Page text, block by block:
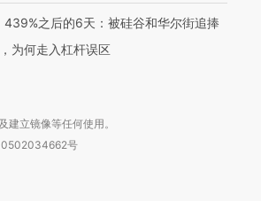
439%之后的6天：被硅谷和华尔街追捧
为何走入杠杆误区
立镜像等任何使用。
号